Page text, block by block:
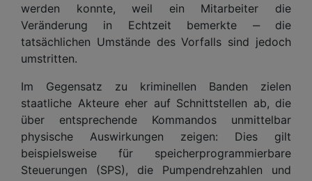
werden konnte, weil ein Mitarbeiter die
Veränderung in Echtzeit bemerkte ‒ die
tatsächlichen Umstände des Vorfalls sind jedoch
umstritten.
Im Gegensatz zu kriminellen Banden zielen
staatliche Akteure eher auf Schnittstellen ab, die
über entsprechende Kommandos unmittelbar
physische Auswirkungen zeigen: Dies gilt
beispielsweise für speicherprogrammierbare
Steuerungen (SPS), die Pumpendrehzahlen und